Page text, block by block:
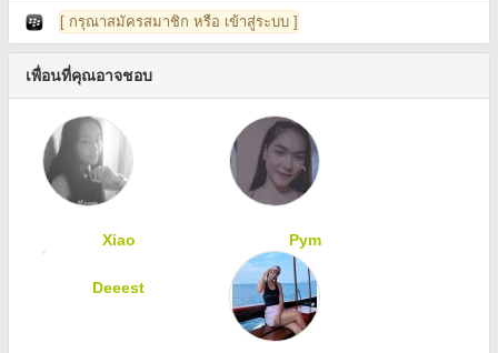
[ กรุณาสมัครสมาชิก หรือ เข้าสู่ระบบ ]
เพื่อนที่คุณอาจชอบ
Xiao Pym
Deeest